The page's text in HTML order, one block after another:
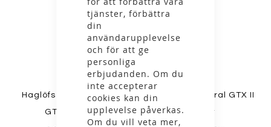
tjänster, förbättra
din
användarupplevelse
och för att ge
personliga
erbjudanden. Om du
inte accepterar
cookies kan din
upplevelse påverkas.
Om du vill veta mer,
Haglöfs - W L.I.M Airak
GTX Jacket
Haglöfs - W Astral GTX II
Jacket